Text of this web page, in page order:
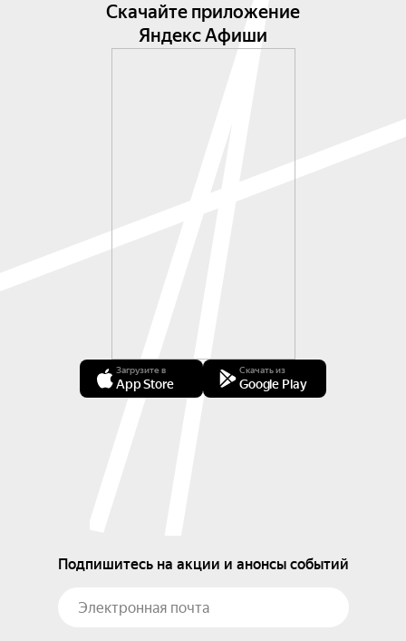
Скачайте приложение
Яндекс Афиши
Загрузите в
App Store
Скачать из
Google Play
Подпишитесь на акции и анонсы событий